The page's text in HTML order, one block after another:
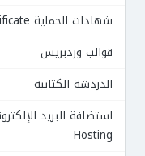
شهادات الحماية Ssl Certificate
قوالب وردبريس
الدردشة الكتابية
Hosting